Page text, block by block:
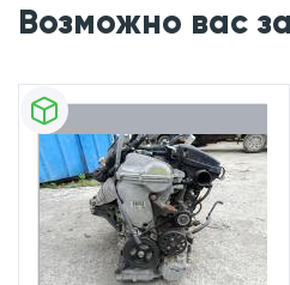
Возможно вас